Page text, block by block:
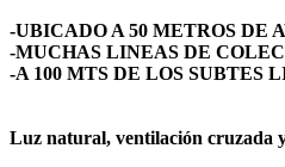
-UBICADO A 50 METROS DE
-MUCHAS LINEAS DE
-A 100 MTS DE LOS SUBTES
Luz natural, ventilación cruzada